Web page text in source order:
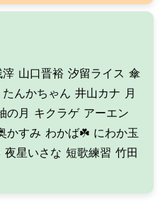
滓 山口晋裕 汐留ライス 傘
たんかちゃん 井山カナ 月
の月 キクラゲ アーエン
かすみ わかば☘️ にわか玉
夜星いさな 短歌練習 竹田